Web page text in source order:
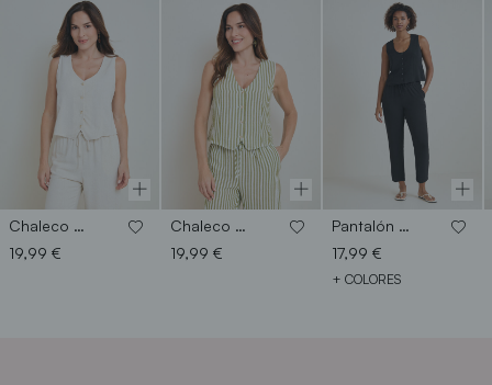
Chaleco rustico
19,99 €
Chaleco raya
19,99 €
Pantalón jogger fluido
17,99 €
+ COLORES